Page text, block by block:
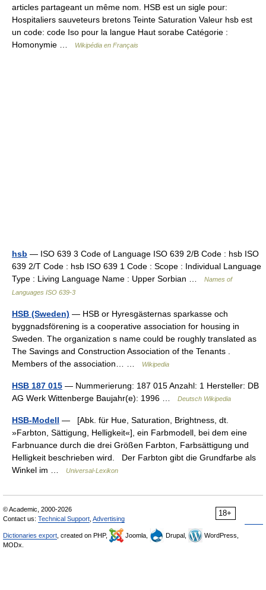
articles partageant un même nom. HSB est un sigle pour:
Hospitaliers sauveteurs bretons Teinte Saturation Valeur hsb est
un code: code Iso pour la langue Haut sorabe Catégorie :
Homonymie …
Wikipédia en Français
hsb — ISO 639 3 Code of Language ISO 639 2/B Code : hsb ISO
639 2/T Code : hsb ISO 639 1 Code : Scope : Individual Language
Type : Living Language Name : Upper Sorbian …
Names of
Languages ISO 639-3
HSB (Sweden) — HSB or Hyresgästernas sparkasse och
byggnadsförening is a cooperative association for housing in
Sweden. The organization s name could be roughly translated as
The Savings and Construction Association of the Tenants .
Members of the association… …
Wikipedia
HSB 187 015 — Nummerierung: 187 015 Anzahl: 1 Hersteller: DB
AG Werk Wittenberge Baujahr(e): 1996 …
Deutsch Wikipedia
HSB-Modell — [Abk. für Hue, Saturation, Brightness, dt.
»Farbton, Sättigung, Helligkeit«], ein Farbmodell, bei dem eine
Farbnuance durch die drei Größen Farbton, Farbsättigung und
Helligkeit beschrieben wird. Der Farbton gibt die Grundfarbe als
Winkel im …
Universal-Lexikon
18+
© Academic, 2000-2026
Contact us: Technical Support Advertising
Dictionaries export , created on PHP, Joomla, Drupal,
WordPress,
MODx.